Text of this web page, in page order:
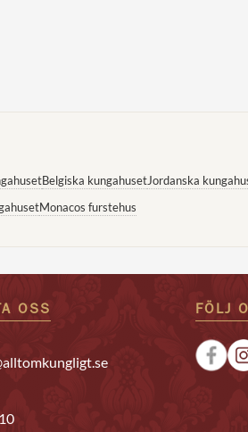
Belgiska kungahusetJordanska
Monacos furstehus
OSS FÖLJ